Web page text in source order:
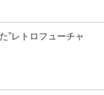
”レトロフューチャ